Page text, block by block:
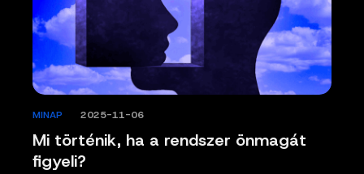
Mi történik, ha a rendszer önmagát
figyeli?
MINAP 2025-11-06